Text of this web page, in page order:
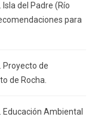
del Padre (Río
para
Proyecto de
de Rocha.
Educación Ambiental